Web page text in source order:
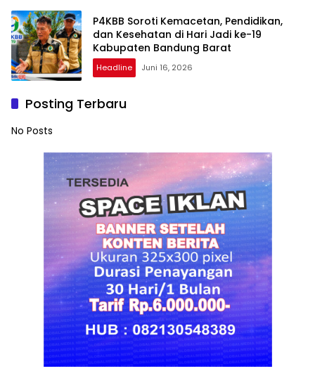
P4KBB Soroti Kemacetan, Pendidikan,
dan Kesehatan di Hari Jadi ke-19
Kabupaten Bandung Barat
Headline Juni 16, 2026
Posting Terbaru
No Posts